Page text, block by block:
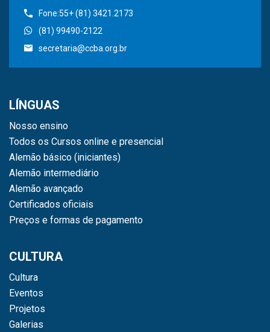
Fone:55+ (81) 3421.2173
(81) 99490-2122
secretaria@ccba.org.br
LÍNGUAS
Nosso ensino
Todos os Cursos online e presencial
Alemão básico (iniciantes)
Alemão intermediário
Alemão avançado
Certificados oficiais
Preços e formas de pagamento
CULTURA
Cultura
Eventos
Projetos
Galerias